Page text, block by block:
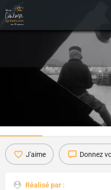
La France sur
J'aime Donnez
Réalisé par :